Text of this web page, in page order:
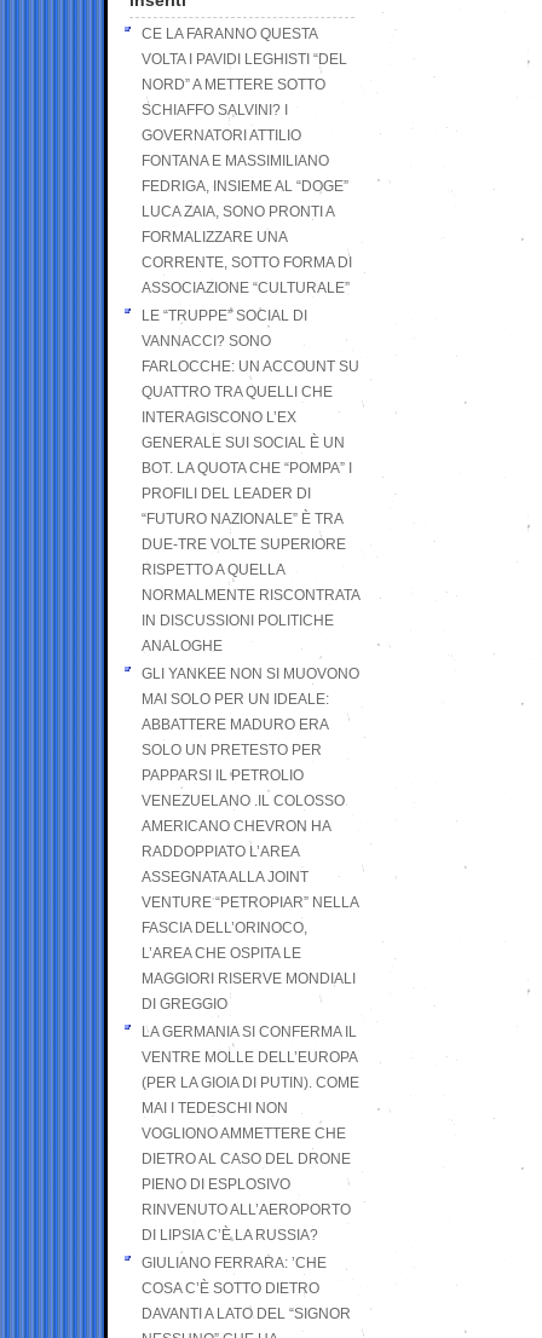
CE LA FARANNO QUESTA
VOLTA I PAVIDI LEGHISTI “DEL
NORD” A METTERE SOTTO
SCHIAFFO SALVINI? I
GOVERNATORI ATTILIO
FONTANA E MASSIMILIANO
FEDRIGA, INSIEME AL “DOGE”
LUCA ZAIA, SONO PRONTI A
FORMALIZZARE UNA
CORRENTE, SOTTO FORMA DI
ASSOCIAZIONE “CULTURALE”
LE “TRUPPE” SOCIAL DI
VANNACCI? SONO
FARLOCCHE: UN ACCOUNT SU
QUATTRO TRA QUELLI CHE
INTERAGISCONO L’EX
GENERALE SUI SOCIAL È UN
BOT. LA QUOTA CHE “POMPA” I
PROFILI DEL LEADER DI
“FUTURO NAZIONALE” È TRA
DUE-TRE VOLTE SUPERIORE
RISPETTO A QUELLA
NORMALMENTE RISCONTRATA
IN DISCUSSIONI POLITICHE
ANALOGHE
GLI YANKEE NON SI MUOVONO
MAI SOLO PER UN IDEALE:
ABBATTERE MADURO ERA
SOLO UN PRETESTO PER
PAPPARSI IL PETROLIO
VENEZUELANO .IL COLOSSO
AMERICANO CHEVRON HA
RADDOPPIATO L’AREA
ASSEGNATA ALLA JOINT
VENTURE “PETROPIAR” NELLA
FASCIA DELL’ORINOCO,
L’AREA CHE OSPITA LE
MAGGIORI RISERVE MONDIALI
DI GREGGIO
LA GERMANIA SI CONFERMA IL
VENTRE MOLLE DELL’EUROPA
(PER LA GIOIA DI PUTIN). COME
MAI I TEDESCHI NON
VOGLIONO AMMETTERE CHE
DIETRO AL CASO DEL DRONE
PIENO DI ESPLOSIVO
RINVENUTO ALL’AEROPORTO
DI LIPSIA C’È LA RUSSIA?
GIULIANO FERRARA: ’CHE
COSA C’È SOTTO DIETRO
DAVANTI A LATO DEL “SIGNOR